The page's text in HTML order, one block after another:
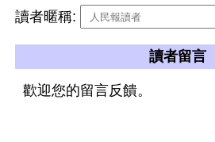
讀者暱稱:
讀者留言
歡迎您的留言反饋。